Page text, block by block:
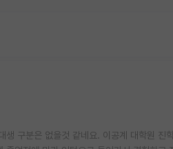
구분은 없을것 같네요. 이공계 대학원 진